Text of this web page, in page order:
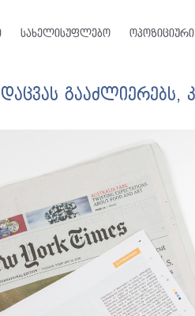
სახელისუფლებო ოპოზიციური
დაცვას